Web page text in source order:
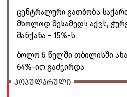
ცენტრალური გათბობა
მხოლოდ მესამედს აქვს,
მანქანა - 15%-ს
ბოლო 6 წელში თბილისში
64%-ით გაძვირდა
პოპულარული